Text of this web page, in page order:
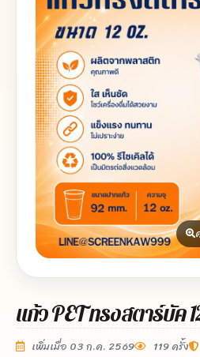
แก้ว PET ทรงสตาร์บัค
เพิ่มเมื่อ 03 ก.ค. 2569 119 ครั้ง